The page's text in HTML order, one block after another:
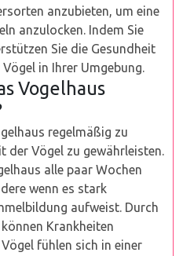
anzubieten, um eine
anzulocken. Indem Sie
Sie die Gesundheit
in Ihrer Umgebung.
Vogelhaus
regelmäßig zu
der Vögel zu gewährleisten.
alle paar Wochen
wenn es stark
aufweist. Durch
Krankheiten
fühlen sich in einer